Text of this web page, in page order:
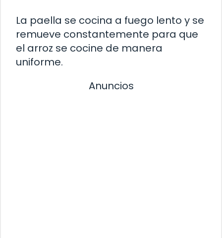
La paella se cocina a fuego lento y se
remueve constantemente para que
el arroz se cocine de manera
uniforme.
Anuncios